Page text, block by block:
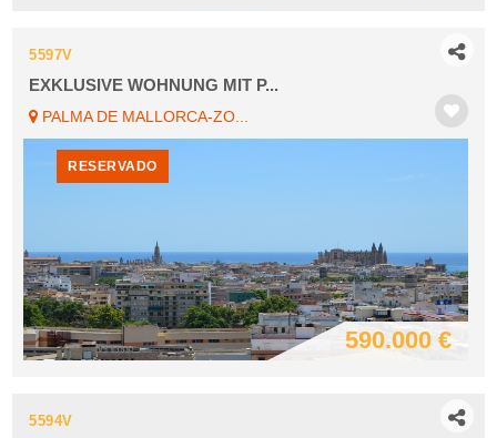
5597V
EXKLUSIVE WOHNUNG MIT P...
PALMA DE MALLORCA-ZO...
RESERVADO
590.000 €
5594V